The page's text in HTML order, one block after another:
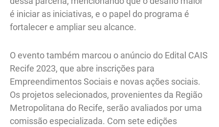
é iniciar as iniciativas, e o papel do programa é
fortalecer e ampliar seu alcance.
O evento também marcou o anúncio do Edital CAIS
Recife 2023, que abre inscrições para
Empreendimentos Sociais e novas ações sociais.
Os projetos selecionados, provenientes da Região
Metropolitana do Recife, serão avaliados por uma
comissão especializada. Com sete edições